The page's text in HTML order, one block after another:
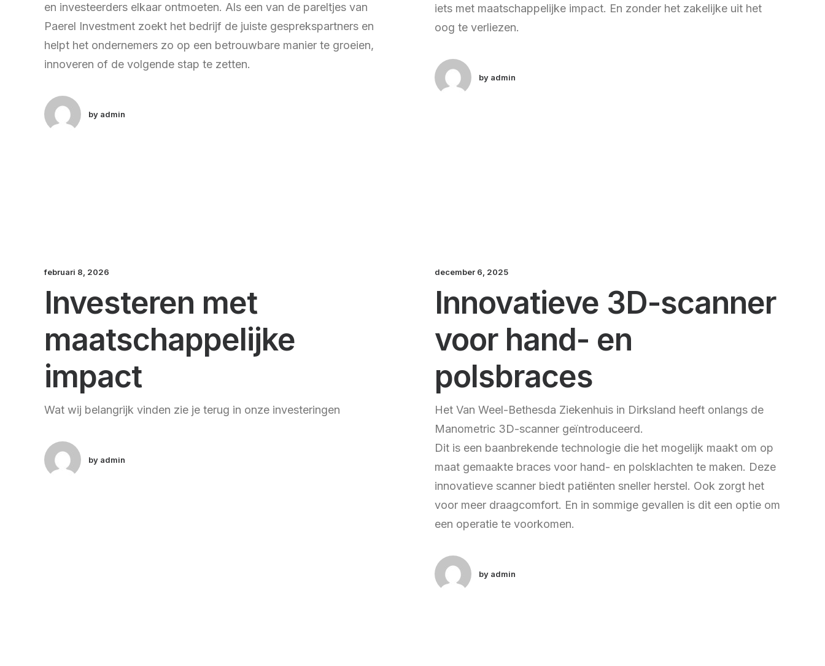
en investeerders elkaar ontmoeten. Als een van de pareltjes van
Paerel Investment zoekt het bedrijf de juiste gesprekspartners en
helpt het ondernemers zo op een betrouwbare manier te groeien,
innoveren of de volgende stap te zetten.
by admin
iets met maatschappelijke impact. En zonder het zakelijke uit het
oog te verliezen.
by admin
februari 8, 2026
Investeren met
maatschappelijke
impact
Wat wij belangrijk vinden zie je terug in onze investeringen
by admin
december 6, 2025
Innovatieve 3D-scanner
voor hand- en
polsbraces
Het Van Weel-Bethesda Ziekenhuis in Dirksland heeft onlangs de
Manometric 3D-scanner geïntroduceerd.
Dit is een baanbrekende technologie die het mogelijk maakt om op
maat gemaakte braces voor hand- en polsklachten te maken. Deze
innovatieve scanner biedt patiënten sneller herstel. Ook zorgt het
voor meer draagcomfort. En in sommige gevallen is dit een optie om
een operatie te voorkomen.
by admin